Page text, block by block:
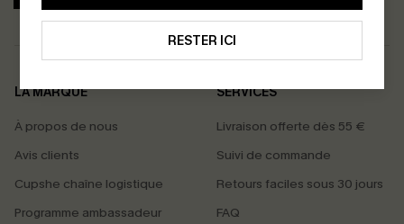
RESTER ICI
LA MARQUE
À propos de nous
Avis clients
Cupshe chaîne logistique
Programme ambassadeur
SERVICES
Livraison offerte dès 55 €
Suivi de commande
Retours faciles sous 30 jours
FAQ